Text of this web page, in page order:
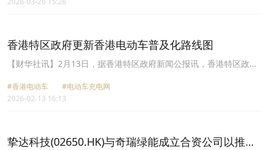
V2G产品在欧洲市场的量产出货。
香港特区政府更新香港电动车普及化路线图
【财华社讯】2月13日，据香港特区政府新闻公报讯，香港特区政府
上，更新版列出五项工作范畴，共28项计划措施。政策推动方面，环
境局会协调各相关政策局和部门，建立以高速充电桩为骨干的电动车
的问题，国家能源局与环境局将合作就新一代电动车充电技术ChaoJi
推出先导计划。随着电动私家车普及化已逐渐由市场力量主导，政府
#香港电动车
#电动车充电网
2026-02-13 16:13
挚达科技(02650.HK)与奇瑞绿能成立合资公司以推进